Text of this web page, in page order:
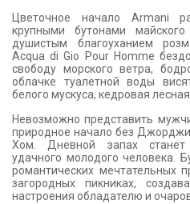
Цветочное начало Armani
крупными бутонами
душистым благоуханием
Acqua di Gio Pour Homme
свободу морского ветра,
облачке туалетной воды
белого мускуса, кедровая
Невозможно представить
природное начало без
Хом. Дневной запах станет
удачного молодого человека.
романтических мечтательных
загородных пикниках,
настроения обладателю и